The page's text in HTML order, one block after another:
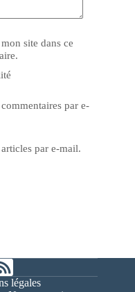
site dans ce
par e-
par e-mail.
légales